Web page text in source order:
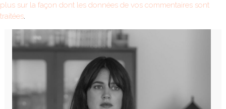
plus sur la façon dont les données de vos commentaires sont
traitées.